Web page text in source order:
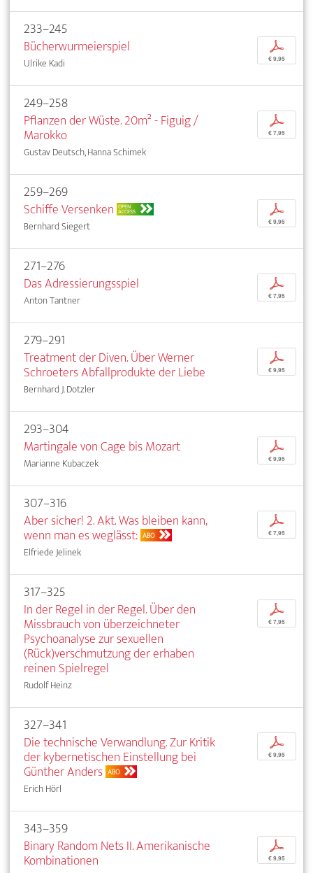
233–245
Bücherwurmeierspiel
Ulrike Kadi
p
€ 9,95
249–258
Pflanzen der Wüste. 20m² - Figuig /
Marokko
Gustav Deutsch, Hanna Schimek
p
€ 7,95
259–269
Schiffe Versenken OPEN
ACCESS
Bernhard Siegert
p
€ 9,95
271–276
Das Adressierungsspiel
Anton Tantner
p
€ 7,95
279–291
Treatment der Diven. Über Werner
Schroeters Abfallprodukte der Liebe
Bernhard J. Dotzler
p
€ 9,95
293–304
Martingale von Cage bis Mozart
Marianne Kubaczek
p
€ 9,95
307–316
Aber sicher! 2. Akt. Was bleiben kann,
wenn man es weglässt: ABO
Elfriede Jelinek
p
€ 7,95
317–325
In der Regel in der Regel. Über den
Missbrauch von überzeichneter
Psychoanalyse zur sexuellen
(Rück)verschmutzung der erhaben
reinen Spielregel
Rudolf Heinz
p
€ 7,95
327–341
Die technische Verwandlung. Zur Kritik
der kybernetischen Einstellung bei
Günther Anders ABO
Erich Hörl
p
€ 9,95
343–359
Binary Random Nets II. Amerikanische
Kombinationen
p
€ 9,95